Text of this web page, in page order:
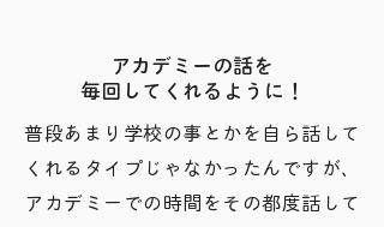
アカデミーの話を
毎回してくれるように！
普段あまり学校の事とかを自ら話して
くれるタイプじゃなかったんですが、
アカデミーでの時間をその都度話して